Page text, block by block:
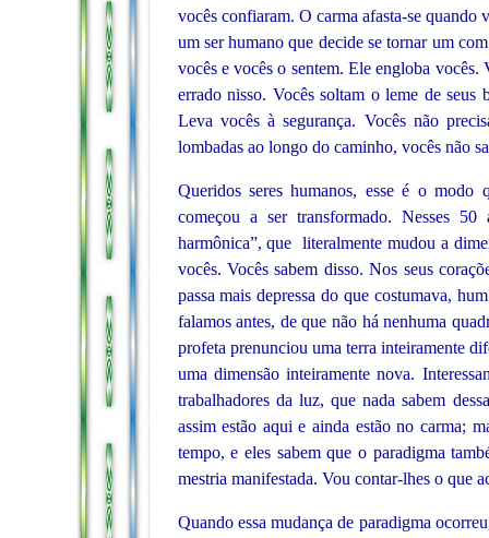
vocês confiaram. O carma afasta-se quando
um ser humano que decide se tornar um
vocês e vocês o sentem. Ele engloba vocês.
errado nisso. Vocês soltam o leme de
Leva vocês à segurança. Vocês não
lombadas ao longo do caminho, vocês não
Queridos seres humanos, esse é o modo
começou a ser transformado. Nesses 50
harmônica”, que literalmente mudou a
vocês. Vocês sabem disso. Nos seus
passa mais depressa do que costumava,
falamos antes, de que não há nenhuma
profeta prenunciou uma terra inteiramente
uma dimensão inteiramente nova.
trabalhadores da luz, que nada sabem
assim estão aqui e ainda estão no carma;
tempo, e eles sabem que o paradigma
mestria manifestada. Vou contar-lhes o que
Quando essa mudança de paradigma